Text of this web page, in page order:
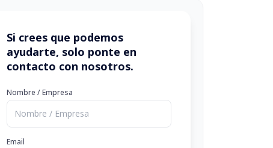
Si crees que podemos
ayudarte, solo ponte en
contacto con nosotros.
Nombre / Empresa
Email